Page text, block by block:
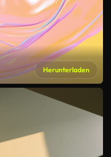
Herunterladen